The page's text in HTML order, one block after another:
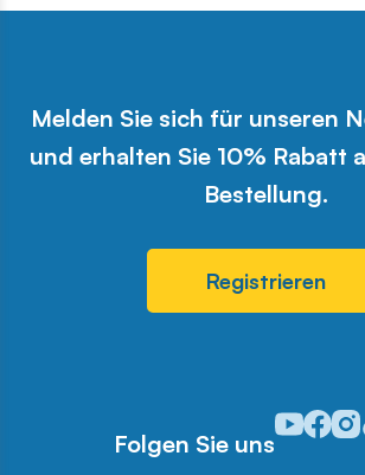
Melden Sie sich für unseren
und erhalten Sie 10% Rabatt
Bestellung.
Registrieren
Folgen Sie uns
Odwiedź